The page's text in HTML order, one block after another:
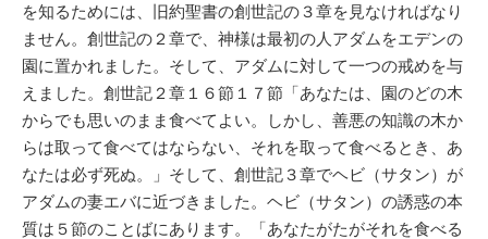
を知るためには、旧約聖書の創世記の３章を見なければなり
ません。創世記の２章で、神様は最初の人アダムをエデンの
園に置かれました。そして、アダムに対して一つの戒めを与
えました。創世記２章１６節１７節「あなたは、園のどの木
からでも思いのまま食べてよい。しかし、善悪の知識の木か
らは取って食べてはならない、それを取って食べるとき、あ
なたは必ず死ぬ。」そして、創世記３章でヘビ（サタン）が
アダムの妻エバに近づきました。ヘビ（サタン）の誘惑の本
質は５節のことばにあります。「あなたがたがそれを食べる